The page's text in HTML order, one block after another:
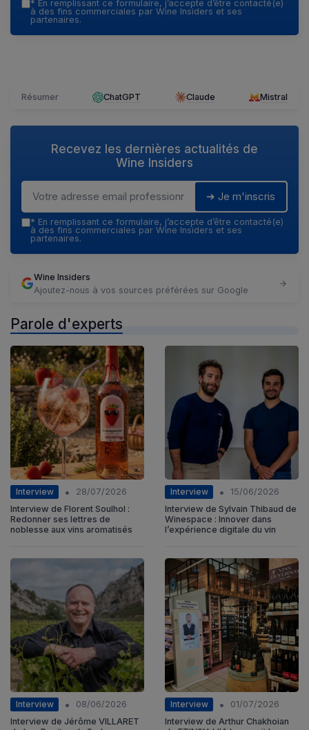
* En remplissant ce formulaire, j’accepte d’être contacté(e)
à des fins commerciales par Wine Insiders et ses
partenaires.
Résumer ChatGPT Claude Mistral
Recevez les dernières actualités de
Wine Insiders
➔ Je m'inscris
* En remplissant ce formulaire, j’accepte d’être contacté(e)
à des fins commerciales par Wine Insiders et ses
partenaires.
Wine Insiders
Ajoutez-nous à vos sources préférées sur Google
Parole d'experts
Interview •
28/07/2026
Interview de Florent Soulhol :
Redonner ses lettres de
noblesse aux vins aromatisés
Interview •
15/06/2026
Interview de Sylvain Thibaud de
Winespace : Innover dans
l’expérience digitale du vin
Interview •
08/06/2026
Interview de Jérôme VILLARET
Interview •
01/07/2026
Interview de Arthur Chakhoian